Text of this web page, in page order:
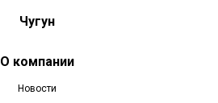
Чугун
О компании
Новости